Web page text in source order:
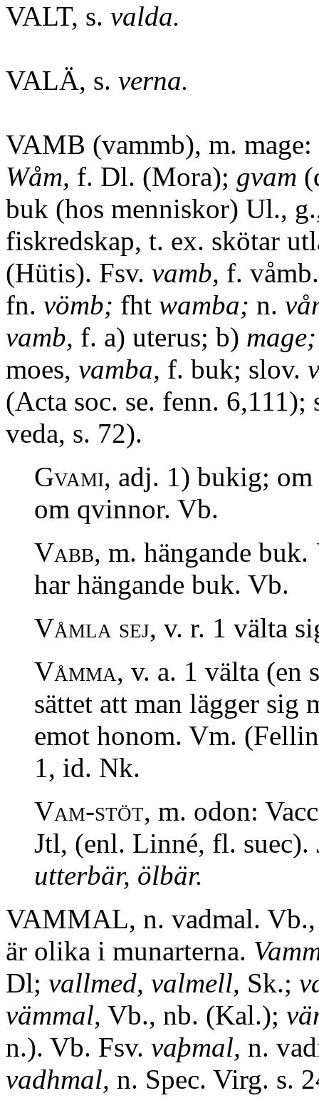
VALT, s. valda.
VALÄ, s. verna.
VAMB (vammb), m.
Wåm, f. Dl. (Mora); gvam
buk (hos menniskor) Ul.,
fiskredskap, t. ex. skötar
(Hütis). Fsv. vamb, f.
fn. vömb; fht wamba; n.
vamb, f. a) uterus; b) mage;
moes, vamba, f. buk; slov.
(Acta soc. se. fenn. 6,111);
veda, s. 72).
Gvami, adj. 1) bukig;
om qvinnor. Vb.
Vabb, m. hängande buk.
har hängande buk. Vb.
Våmla sej, v. r. 1 välta
Våmma, v. a. 1 välta (en
sättet att man lägger sig
emot honom. Vm.
1, id. Nk.
Vam-stöt, m. odon:
Jtl, (enl. Linné, fl.
utterbär, ölbär.
VAMMAL, n. vadmal. Vb.,
är olika i munarterna.
Dl; vallmed, valmell, Sk.;
vämmal, Vb., nb. (Kal.);
n.). Vb. Fsv. vaþmal, n.
vadhmal, n. Spec. Virg. s.